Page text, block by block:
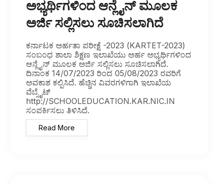
ಅಭ್ಯರ್ಥಿಗಳಿಂದ ಆನ್ಲೈನ್ ಮೂಲಕ
ಅರ್ಜಿ ಸಲ್ಲಿಸಲು ಸೂಚಿಸಲಾಗಿದೆ
ಕರ್ನಾಟಕ ಅರ್ಹತಾ ಪರೀಕ್ಷೆ -2023 (KARTET-2023)
ಸಂಬಂಧ ಶಾಲಾ ಶಿಕ್ಷಣ ಇಲಾಖೆಯು ಅರ್ಹ ಅಭ್ಯರ್ಥಿಗಳಿಂದ
ಆನ್ಲೈನ್ ಮೂಲಕ ಅರ್ಜಿ ಸಲ್ಲಿಸಲು ಸೂಚಿಸಲಾಗಿದೆ.
ದಿನಾಂಕ 14/07/2023 ರಿಂದ 05/08/2023 ರವರಿಗೆ
ಅವಕಾಶ ಕಲ್ಪಿಸಿದೆ. ಹೆಚ್ಚಿನ ವಿವರಗಳಿಗಾಗಿ ಇಲಾಖೆಯ
ವೆಬ್ಸೈಟ್
http://SCHOOLEDUCATION.KAR.NIC.IN
ಸಂಪರ್ಕಿಸಲು ತಿಳಿಸಿದೆ.
Read More